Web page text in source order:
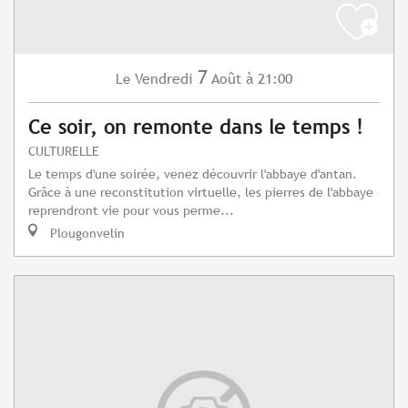
Le Vendredi 7 Août à 21:00
Ce soir, on remonte dans le temps !
CULTURELLE
Le temps d'une soirée, venez découvrir l'abbaye d'antan.
Grâce à une reconstitution virtuelle, les pierres de l'abbaye
reprendront vie pour vous perme...
Plougonvelin